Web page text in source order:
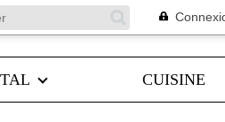
CUISINE